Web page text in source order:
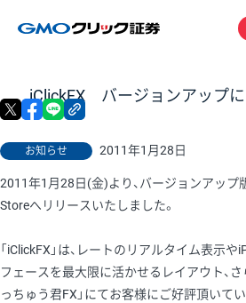
iClickFX バージョンアップに
お知らせ 2011年1月28日
X facebook
2011年1月28日(金)より、バージョンアップ
Storeへリリースいたしました。
「iClickFX」は、レートのリアルタイム表示
フェースを最大限に活かせるレイアウト、
っちゅう君FX」にてお客様にご好評頂いて